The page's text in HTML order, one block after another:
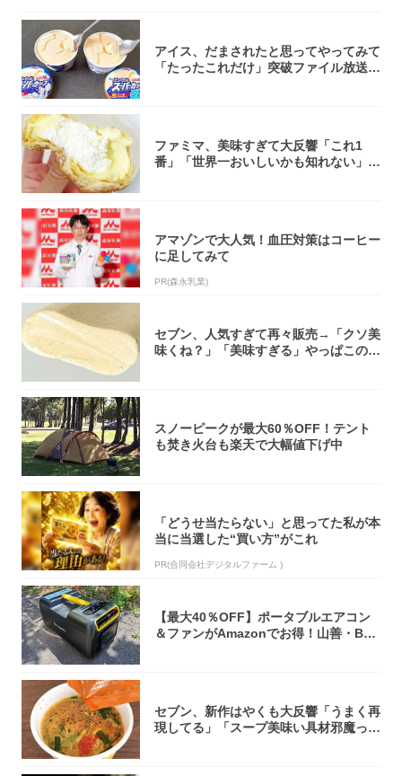
アイス、だまされたと思ってやってみて
「たったこれだけ」突破ファイル放送で
ファミマ、美味すぎて大反響「これ1
番」「世界一おいしいかも知れない」
アマゾンで大人気！血圧対策はコーヒー
に足してみて
PR(森永乳業)
セブン、人気すぎて再々販売→「クソ美
味くね？」「美味すぎる」やっぱこのク
スノーピークが最大60％OFF！テント
も焚き火台も楽天で大幅値下げ中
「どうせ当たらない」と思ってた私が本
当に当選した“買い方”がこれ
PR(合同会社デジタルファーム )
【最大40％OFF】ポータブルエアコン
＆ファンがAmazonでお得！山善・Bo
セブン、新作はやくも大反響「うまく再
現してる」「スープ美味い具材邪魔って